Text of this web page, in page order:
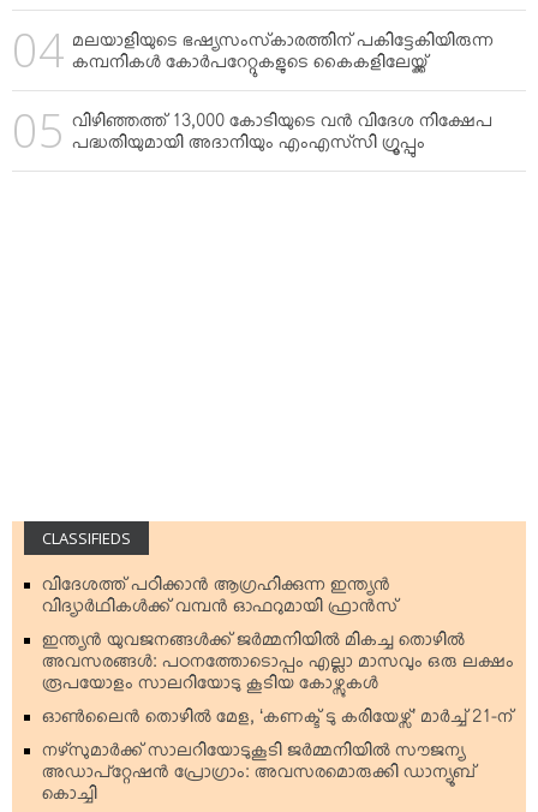
മലയാളിയുടെ ഭഷ്യസംസ്‌കാരത്തിന് പകിട്ടേകിയിരുന്ന
കമ്പനികള്‍ കോര്‍പറേറ്റുകളുടെ കൈകളിലേയ്ക്ക്
വിഴിഞ്ഞത്ത് 13,000 കോടിയുടെ വന്‍ വിദേശ നിക്ഷേപ
പദ്ധതിയുമായി അദാനിയും എംഎസ്‌സി ഗ്രൂപ്പും
CLASSIFIEDS
വിദേശത്ത് പഠിക്കാന്‍ ആഗ്രഹിക്കുന്ന ഇന്ത്യന്‍
വിദ്യാര്‍ഥികള്‍ക്ക് വമ്പന്‍ ഓഫറുമായി ഫ്രാന്‍സ്
ഇന്ത്യന്‍ യുവജനങ്ങള്‍ക്ക് ജര്‍മ്മനിയില്‍ മികച്ച തൊഴില്‍
അവസരങ്ങള്‍: പഠനത്തോടൊപ്പം എല്ലാ മാസവും ഒരു ലക്ഷം
രൂപയോളം സാലറിയോടു കൂടിയ കോഴ്സുകള്‍
ഓണ്‍ലൈന്‍ തൊഴില്‍ മേള, ‘കണക്ട് ടു കരിയേഴ്സ്’ മാര്‍ച്ച് 21-ന്
നഴ്‌സുമാര്‍ക്ക് സാലറിയോടുകൂടി ജര്‍മ്മനിയില്‍ സൗജന്യ
അഡാപ്റ്റേഷന്‍ പ്രോഗ്രാം: അവസരമൊരുക്കി ഡാന്യൂബ്
കൊച്ചി